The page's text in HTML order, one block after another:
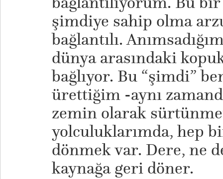
şimdiye sahip olma
bağlantılı.
dünya arasındaki
bağlıyor. Bu “şimdi”
ürettiğim -aynı
zemin olarak
yolculuklarımda, hep
dönmek var. Dere, ne
kaynağa geri döner.